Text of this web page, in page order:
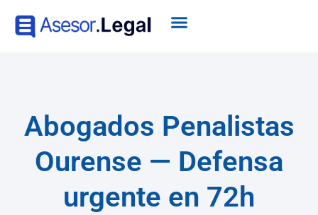
Abogados Penalistas
Ourense — Defensa
urgente en 72h